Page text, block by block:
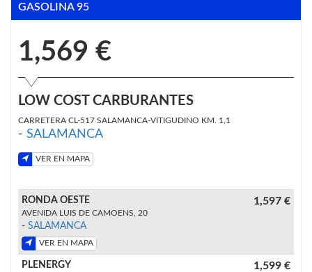
GASOLINA 95
1,569 €
LOW COST CARBURANTES
CARRETERA CL-517 SALAMANCA-VITIGUDINO KM. 1,1
- SALAMANCA
VER EN MAPA
RONDA OESTE
AVENIDA LUIS DE CAMOENS, 20
- SALAMANCA
VER EN MAPA
1,597 €
PLENERGY 1,599 €